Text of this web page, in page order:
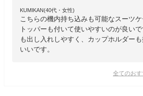
KUMIKAN(40代・女性)
こちらの機内持ち込みも可能なスーツ
トッパーも付いて使いやすいのが良い
も出し入れしやすく、カップホルダー
いいです。
全てのおす